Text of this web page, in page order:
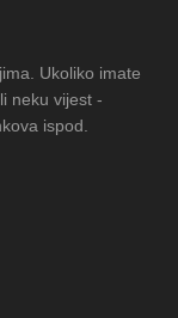
Ukoliko imate
neku vijest -
ispod.